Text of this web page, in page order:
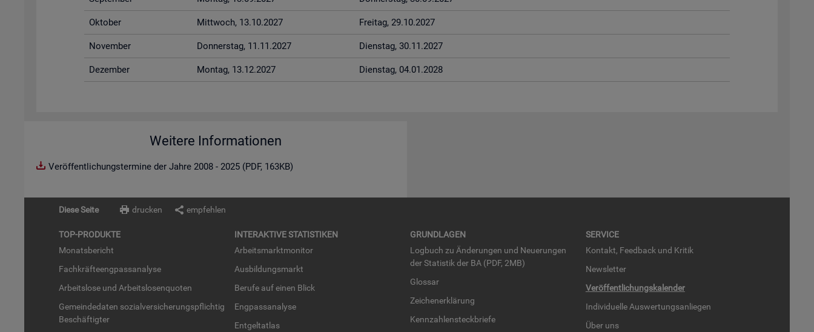
Ok­to­ber Mitt­woch, 13.10.2027 Frei­tag, 29.10.2027
No­vem­ber Don­ners­tag, 11.11.2027 Diens­tag, 30.11.2027
De­zem­ber Mon­tag, 13.12.2027 Diens­tag, 04.01.2028
Weitere Informationen
Veröffentlichungstermine der Jahre 2008 - 2025 (PDF, 163KB)
Diese Seite drucken empfehlen
TOP-PRO­DUK­TE
Mo­nats­be­richt
Fach­kräf­te­eng­pass­ana­ly­se
Ar­beits­lo­se und Ar­beits­lo­sen­quo­ten
Ge­mein­de­da­ten so­zi­al­ver­si­che­rungs­pflich­tig
Be­schäf­tig­ter
IN­TER­AK­TI­VE STA­TIS­TI­KEN
Ar­beits­markt­mo­ni­tor
Aus­bil­dungs­markt
Be­ru­fe auf einen Blick
Eng­pass­ana­ly­se
Ent­gel­t­at­las
GRUND­LA­GEN
Log­buch zu Än­de­run­gen und Neue­run­gen
der Sta­tis­tik der BA (PDF, 2MB)
Glos­sar
Zei­chen­er­klä­rung
Kenn­zah­len­steck­brie­fe
SER­VICE
Kon­takt, Feed­back und Kri­tik
News­let­ter
Ver­öf­fent­li­chungs­ka­len­der
In­di­vi­du­el­le Aus­wer­tungs­an­lie­gen
Über uns